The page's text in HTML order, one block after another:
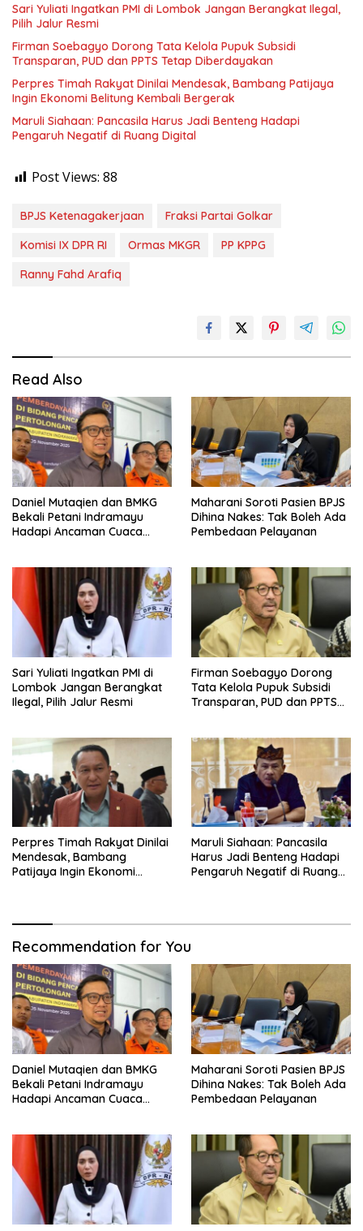
Sari Yuliati Ingatkan PMI di Lombok Jangan Berangkat Ilegal,
Pilih Jalur Resmi
Firman Soebagyo Dorong Tata Kelola Pupuk Subsidi
Transparan, PUD dan PPTS Tetap Diberdayakan
Perpres Timah Rakyat Dinilai Mendesak, Bambang Patijaya
Ingin Ekonomi Belitung Kembali Bergerak
Maruli Siahaan: Pancasila Harus Jadi Benteng Hadapi
Pengaruh Negatif di Ruang Digital
Post Views: 88
BPJS Ketenagakerjaan
Fraksi Partai Golkar
Komisi IX DPR RI
Ormas MKGR
PP KPPG
Ranny Fahd Arafiq
Read Also
Daniel Mutaqien dan BMKG
Bekali Petani Indramayu
Hadapi Ancaman Cuaca
Maharani Soroti Pasien BPJS
Dihina Nakes: Tak Boleh Ada
Pembedaan Pelayanan
Sari Yuliati Ingatkan PMI di
Lombok Jangan Berangkat
Ilegal, Pilih Jalur Resmi
Firman Soebagyo Dorong
Tata Kelola Pupuk Subsidi
Transparan, PUD dan PPTS
Perpres Timah Rakyat Dinilai
Mendesak, Bambang
Patijaya Ingin Ekonomi
Maruli Siahaan: Pancasila
Harus Jadi Benteng Hadapi
Pengaruh Negatif di Ruang
Recommendation for You
Daniel Mutaqien dan BMKG
Bekali Petani Indramayu
Hadapi Ancaman Cuaca
Maharani Soroti Pasien BPJS
Dihina Nakes: Tak Boleh Ada
Pembedaan Pelayanan